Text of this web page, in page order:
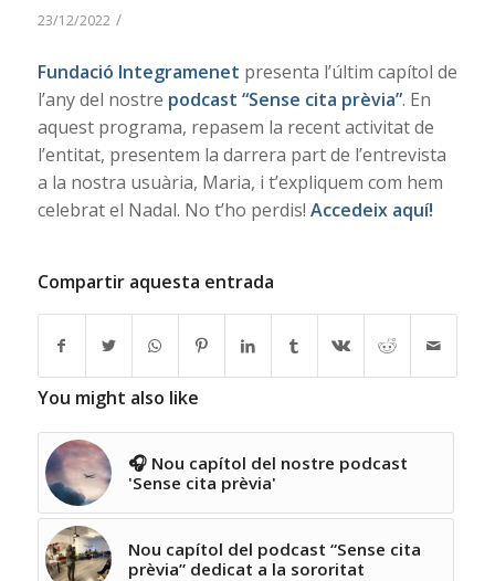
23/12/2022 /
Fundació Integramenet presenta l’últim capítol de
l’any del nostre podcast “Sense cita prèvia”. En
aquest programa, repasem la recent activitat de
l’entitat, presentem la darrera part de l’entrevista
a la nostra usuària, Maria, i t’expliquem com hem
celebrat el Nadal. No t’ho perdis! Accedeix aquí!
Compartir aquesta entrada
You might also like
🎧 Nou capítol del nostre podcast
'Sense cita prèvia'
Nou capítol del podcast “Sense cita
prèvia” dedicat a la sororitat